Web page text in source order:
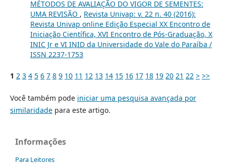
MÉTODOS DE AVALIAÇÃO DO VIGOR DE SEMENTES:
UMA REVISÃO , Revista Univap: v. 22 n. 40 (2016):
Revista Univap online Edição Especial XX Encontro de
Iniciação Científica, XVI Encontro de Pós-Graduação, X
INIC Jr e VI INID da Universidade do Vale do Paraíba /
ISSN 2237-1753
1 2 3 4 5 6 7 8 9 10 11 12 13 14 15 16 17 18 19 20 21 22 > >>
Você também pode iniciar uma pesquisa avançada por
similaridadepara este artigo.
Informações
Para Leitores